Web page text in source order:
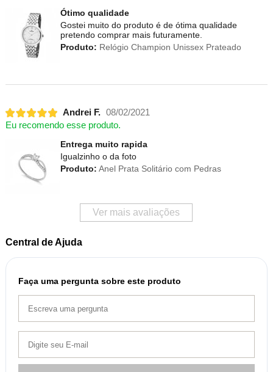
Ótimo qualidade
Gostei muito do produto é de ótima qualidade
pretendo comprar mais futuramente.
Produto: Relógio Champion Unissex Prateado
Andrei F. 08/02/2021
Eu recomendo esse produto.
Entrega muito rapida
Igualzinho o da foto
Produto: Anel Prata Solitário com Pedras
Ver mais avaliações
Central de Ajuda
Faça uma pergunta sobre este produto